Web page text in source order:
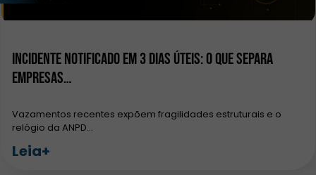
Incidente notificado em 3 dias úteis: o que separa
empresas…
Vazamentos recentes expõem fragilidades estruturais e o
relógio da ANPD…
Leia+